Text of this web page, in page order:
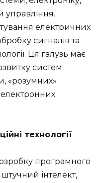
управління.
електричних
сигналів та
Ця галузь має
систем
«розумних»
технології
програмного
інтелект,